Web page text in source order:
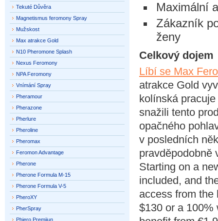
Maximální
Zákazník
ženy
Celkový dojem
Líbí se Max
atrakce Gold
kolínská
snažili tento
opačného
v posledních
pravděpodobně
Starting on a
included, and
access from the
$130 or a100%
Tekuté Důvěra
Magnetismus feromony Spray
Mužskost
Max atrakce Gold
N10 Pheromone Splash
Nexus Feromony
NPA Feromony
Vnímání Spray
Pheramour
Pherazone
Pherlure
Pheroline
Pheromax
Feromon Advantage
Pherone
Pherone Formula M-15
Pherone Formula V-5
PheroXY
PherSpray
Phiero Premiiun